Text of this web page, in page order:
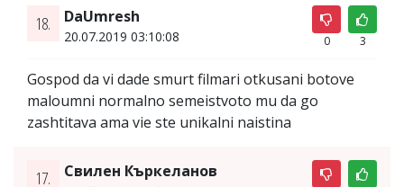
18. DaUmresh
20.07.2019 03:10:08 0 3
Gospod da vi dade smurt filmari otkusani botove
maloumni normalno semeistvoto mu da go
zashtitava ama vie ste unikalni naistina
17. Свилен Къркеланов